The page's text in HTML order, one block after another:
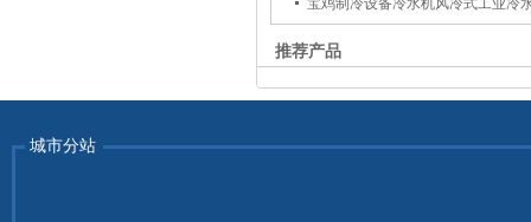
宝鸡制冷设备冷水机风冷式工业冷
推荐产品
城市分站